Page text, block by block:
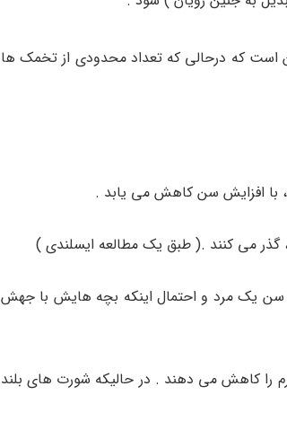
است که درحالی که تعداد محدودی از تخمک ها
، با افزایش سن کاهش می یابد .
رابطه خطی بین سن یک مرد و احتمال اینکه بچه هایش با جهش
را کاهش می دهند . در حالیکه شورت های بلند